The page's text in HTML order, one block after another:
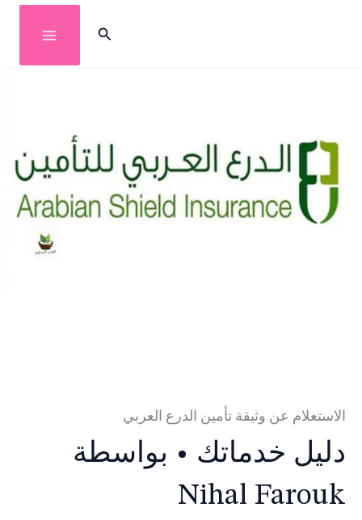
البحث
الاستعلام عن وثيقة تأمين الدرع العربي
دليل خدماتك • بواسطة
Nihal Farouk